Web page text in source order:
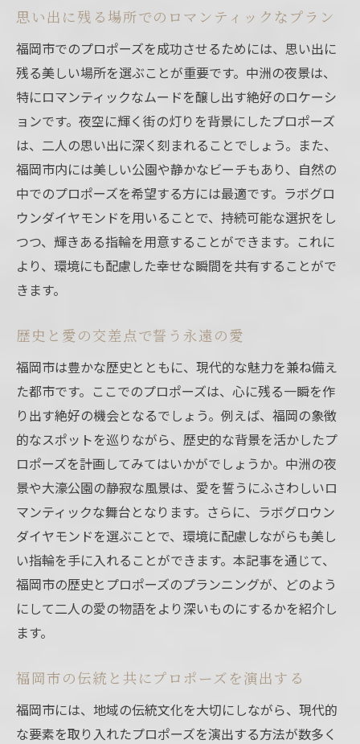
思い出に残る場所でのロマンティックなプラン
福岡市でのプロポーズを成功させるためには、思い出に
残る美しい場所を選ぶことが重要です。中洲の夜景は、
特にロマンティックなムードを醸し出す絶好のロケーシ
ョンです。夜空に輝く街の灯りを背景にしたプロポーズ
は、二人の思い出に深く刻まれることでしょう。また、
福岡市内には美しい公園や静かなビーチもあり、自然の
中でのプロポーズを希望する方には最適です。ラボグロ
ウンダイヤモンドを用いることで、持続可能な選択をし
つつ、輝きある指輪を用意することができます。これに
より、環境にも配慮した幸せな瞬間を共有することがで
きます。
歴史と愛の交差点で誓う永遠の愛
福岡市は豊かな歴史とともに、現代的な魅力を兼ね備え
た都市です。ここでのプロポーズは、心に残る一瞬を作
り出す絶好の機会となるでしょう。例えば、福岡の象徴
的なスポットを巡りながら、歴史的な背景を活かしたプ
ロポーズを計画してみてはいかがでしょうか。中洲の夜
景や大濠公園の静寂な風景は、愛を誓うにふさわしいロ
マンティックな舞台となります。さらに、ラボグロウン
ダイヤモンドを選ぶことで、環境に配慮しながらも美し
い指輪を手に入れることができます。本記事を通じて、
福岡市の歴史とプロポーズのプランニングが、どのよう
にして二人の愛の物語をより深いものにするかを紹介し
ます。
福岡市の伝統と共にプロポーズを演出する
福岡市には、地域の伝統文化を大切にしながら、現代的
な要素を取り入れたプロポーズを演出する方法が数多く